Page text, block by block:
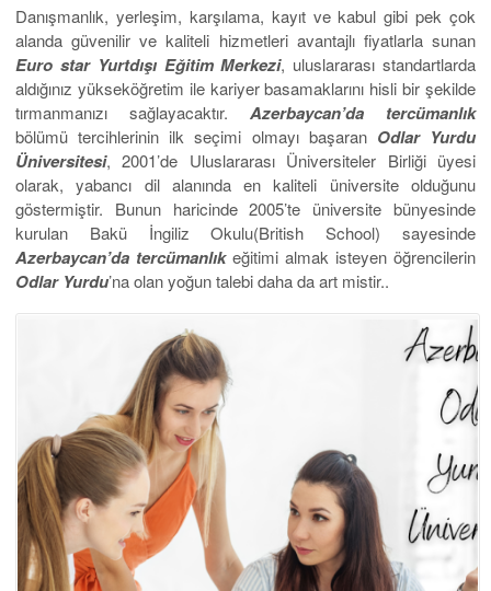
Danışmanlık, yerleşim, karşılama, kayıt ve kabul gibi pek çok
alanda güvenilir ve kaliteli hizmetleri avantajlı fiyatlarla sunan
Euro star Yurtdışı Eğitim Merkezi, uluslararası standartlarda
aldığınız yükseköğretim ile kariyer basamaklarını hisli bir şekilde
tırmanmanızı sağlayacaktır. Azerbaycan’da tercümanlık
bölümü tercihlerinin ilk seçimi olmayı başaran Odlar Yurdu
Üniversitesi, 2001’de Uluslararası Üniversiteler Birliği üyesi
olarak, yabancı dil alanında en kaliteli üniversite olduğunu
göstermiştir. Bunun haricinde 2005’te üniversite bünyesinde
kurulan Bakü İngiliz Okulu(British School) sayesinde
Azerbaycan’da tercümanlıkeğitimi almak isteyen öğrencilerin
Odlar Yurdu’na olan yoğun talebi daha da art mistir..